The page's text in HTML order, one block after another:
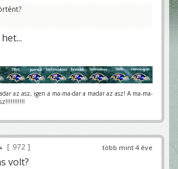
az asz, igen a ma-ma-dar a madar az asz! A ma-ma-
több mint 4 éve
972
volt?